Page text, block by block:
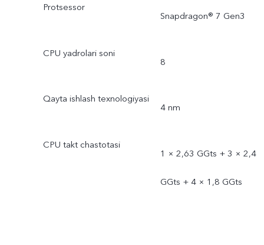
Protsessor
Snapdragon® 7 Gen3
CPU yadrolari soni
8
Qayta ishlash texnologiyasi
4 nm
CPU takt chastotasi
1 × 2,63 GGts + 3 × 2,4
GGts + 4 × 1,8 GGts